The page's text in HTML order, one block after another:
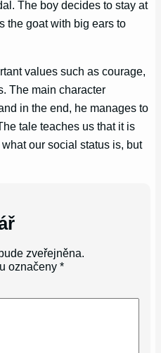
The boy decides to stay at
the goat with big ears to
values such as courage,
The main character
in the end, he manages to
tale teaches us that it is
our social status is, but
zveřejněna.
označeny*